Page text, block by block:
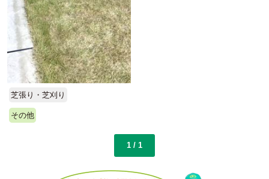
芝張り・芝刈り
その他
1 / 1